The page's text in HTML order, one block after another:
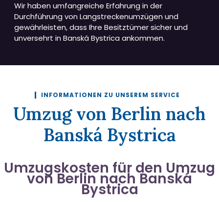
Wir haben umfangreiche Erfahrung in der
Durchführung von Langstreckenumzügen und
gewährleisten, dass Ihre Besitztümer sicher und
unversehrt in Banská Bystrica ankommen.
INFORMATIONEN ZU UNSEREM SERVICE
Umzug von Berlin nach
Banská Bystrica
Umzugskosten für den Umzug
von Berlin nach Banská
Bystrica